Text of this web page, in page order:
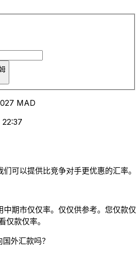
MAD
22:37
们可以提供比竞争对手更优惠的汇率。
中期市仅仅率。仅仅供参考。您仅款仅
仅款仅率。
外汇款吗？